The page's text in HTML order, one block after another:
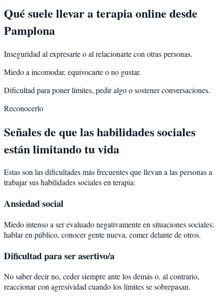
Qué suele llevar a terapia online desde
Pamplona
Inseguridad al expresarte o al relacionarte con otras personas.
Miedo a incomodar, equivocarte o no gustar.
Dificultad para poner límites, pedir algo o sostener conversaciones.
Reconocerlo
Señales de que las habilidades sociales
están limitando tu vida
Estas son las dificultades más frecuentes que llevan a las personas a
trabajar sus habilidades sociales en terapia:
Ansiedad social
Miedo intenso a ser evaluado negativamente en situaciones sociales:
hablar en público, conocer gente nueva, comer delante de otros.
Dificultad para ser asertivo/a
No saber decir no, ceder siempre ante los demás o, al contrario,
reaccionar con agresividad cuando los límites se sobrepasan.